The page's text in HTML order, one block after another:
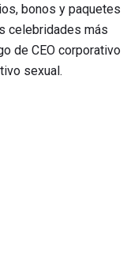
bonos y paquetes
celebridades más
de CEO corporativo
sexual.